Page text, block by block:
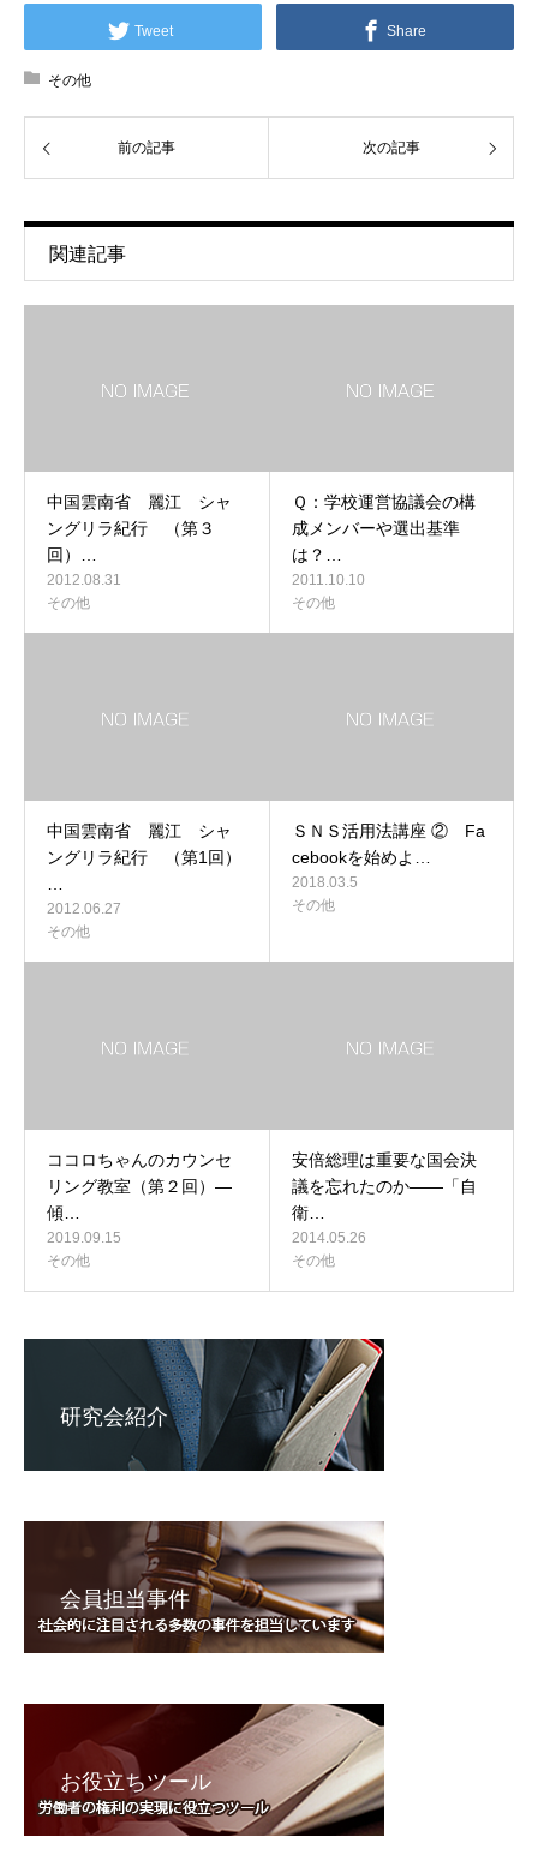
Tweet Share
その他
前の記事 次の記事
関連記事
中国雲南省 麗江 シャ
ングリラ紀行 （第３
回）…
2012.08.31
その他
Ｑ：学校運営協議会の構
成メンバーや選出基準
は？…
2011.10.10
その他
中国雲南省 麗江 シャ
ングリラ紀行 （第1回）
…
2012.06.27
その他
ＳＮＳ活用法講座 ② Fa
cebookを始めよ…
2018.03.5
その他
ココロちゃんのカウンセ
リング教室（第２回）―
傾…
2019.09.15
その他
安倍総理は重要な国会決
議を忘れたのか――「自
衛…
2014.05.26
その他
研究会紹介
会員担当事件
お役立ちツール